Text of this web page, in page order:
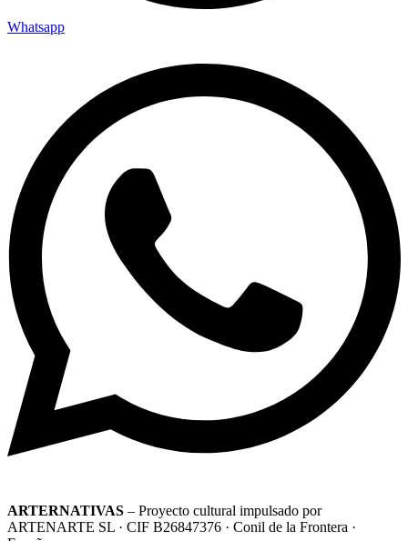
Whatsapp
ARTERNATIVAS – Proyecto cultural impulsado por
ARTENARTE SL · CIF B26847376 · Conil de la Frontera ·